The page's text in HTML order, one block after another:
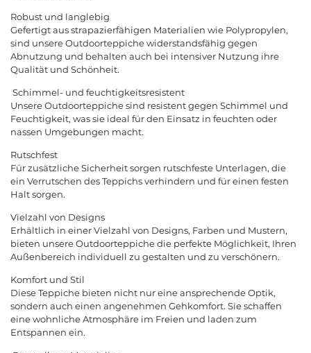
Robust und langlebig
Gefertigt aus strapazierfähigen Materialien wie Polypropylen,
sind unsere Outdoorteppiche widerstandsfähig gegen
Abnutzung und behalten auch bei intensiver Nutzung ihre
Qualität und Schönheit.
Schimmel- und feuchtigkeitsresistent
Unsere Outdoorteppiche sind resistent gegen Schimmel und
Feuchtigkeit, was sie ideal für den Einsatz in feuchten oder
nassen Umgebungen macht.
Rutschfest
Für zusätzliche Sicherheit sorgen rutschfeste Unterlagen, die
ein Verrutschen des Teppichs verhindern und für einen festen
Halt sorgen.
Vielzahl von Designs
Erhältlich in einer Vielzahl von Designs, Farben und Mustern,
bieten unsere Outdoorteppiche die perfekte Möglichkeit, Ihren
Außenbereich individuell zu gestalten und zu verschönern.
Komfort und Stil
Diese Teppiche bieten nicht nur eine ansprechende Optik,
sondern auch einen angenehmen Gehkomfort. Sie schaffen
eine wohnliche Atmosphäre im Freien und laden zum
Entspannen ein.